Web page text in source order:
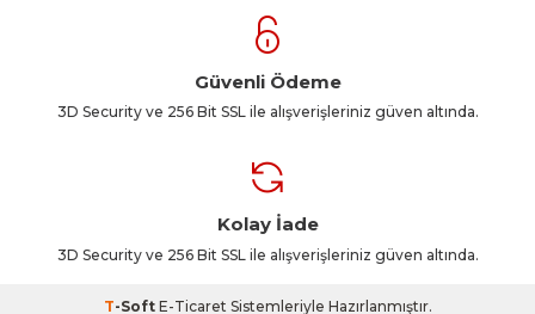
Güvenli Ödeme
3D Security ve 256 Bit SSL ile alışverişleriniz güven altında.
Kolay İade
3D Security ve 256 Bit SSL ile alışverişleriniz güven altında.
T-Soft E-Ticaret Sistemleriyle Hazırlanmıştır.